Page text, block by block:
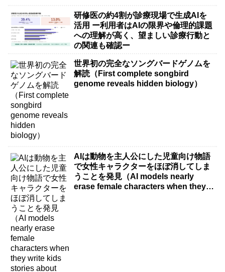
研修医の約4割が診療現場で生成AIを
活用 ー利用者はAIの限界や倫理的課題
への理解が高く、望ましい診療行動と
の関連も確認ー
世界初の完全なソングバードゲノムを
解読（First complete songbird
genome reveals hidden biology）
AIは動物を主人公にした児童向け物語
で女性キャラクターをほぼ消してしま
うことを発見（AI models nearly
erase female characters when they